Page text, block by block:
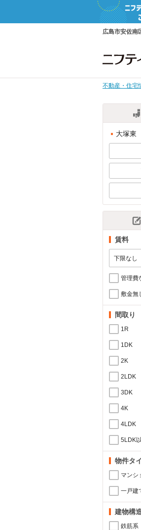
広島市安佐南
不動産・住宅
大塚東
賃料
管理費
敷金無
間取り
1R
1DK
2K
2LDK
3DK
4K
4LDK
5LDK
物件タ
マンシ
一戸建
建物構
鉄筋系